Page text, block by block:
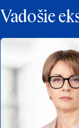
Vadošie